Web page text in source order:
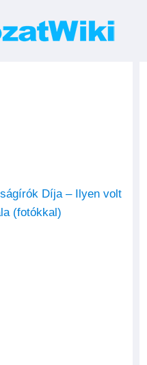
Díja – Ilyen volt
(fotókkal)